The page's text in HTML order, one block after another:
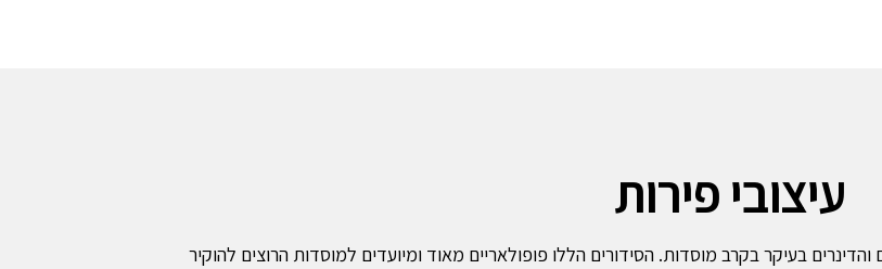
עיצובי פירות
בעיקר בקרב מוסדות. הסידורים הללו פופולאריים מאוד ומיועדים למוסדות הרוצים להוקיר